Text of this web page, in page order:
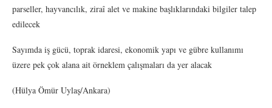
parseller, hayvancılık, ziraî alet ve makine başlıklarındaki bilgiler talep
edilecek
Sayımda iş gücü, toprak idaresi, ekonomik yapı ve gübre kullanımı
üzere pek çok alana ait örneklem çalışmaları da yer alacak
(Hülya Ömür Uylaş/Ankara)